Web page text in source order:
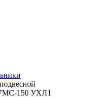
150 УХЛ1